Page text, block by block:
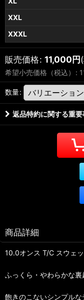
XXL
XXXL
販売価格: 11,000円
希望小売価格（税込） :
数量:
返品特約に関する重
商品詳細
10.0オンス T/C スウェ
ふっくら・やわらかな
飽きのこないシンプル